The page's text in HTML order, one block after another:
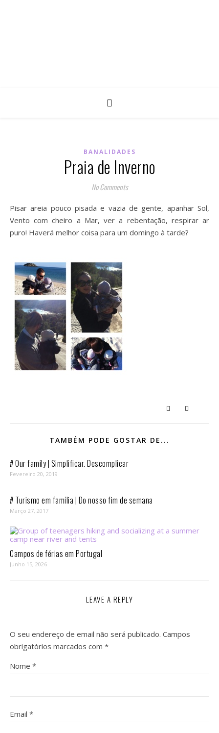
BANALIDADES
Praia de Inverno
No Comments
Pisar areia pouco pisada e vazia de gente, apanhar Sol,
Vento com cheiro a Mar, ver a rebentação, respirar ar
puro! Haverá melhor coisa para um domingo à tarde?
TAMBÉM PODE GOSTAR DE...
# Our family | Simplificar. Descomplicar
Fevereiro 20, 2019
# Turismo em família | Do nosso fim de semana
Março 27, 2017
Campos de férias em Portugal
Junho 15, 2026
LEAVE A REPLY
O seu endereço de email não será publicado. Campos
obrigatórios marcados com *
Nome *
Email *